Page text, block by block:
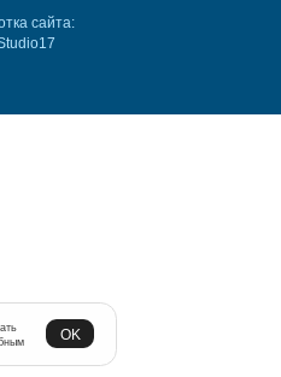
сайта:
OK